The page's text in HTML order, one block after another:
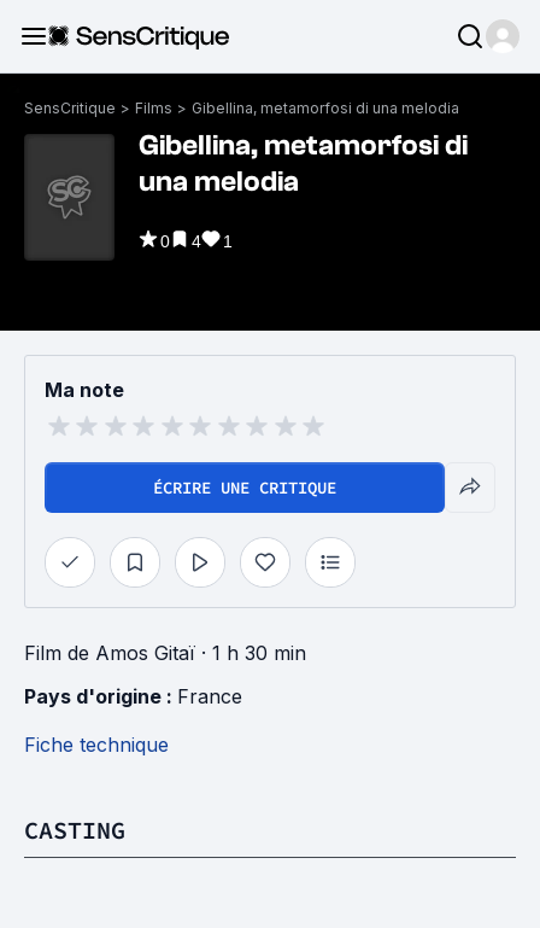
SensCritique > Films > Gibellina, metamorfosi di una melodia
Gibellina, metamorfosi di
una melodia
0 4 1
Ma note
ÉCRIRE UNE CRITIQUE
Film de Amos Gitaï · 1 h 30 min
Pays d'origine : France
Fiche technique
CASTING